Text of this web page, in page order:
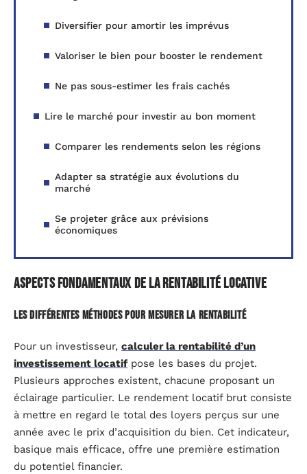
Diversifier pour amortir les imprévus
Valoriser le bien pour booster le rendement
Ne pas sous-estimer les frais cachés
Lire le marché pour investir au bon moment
Comparer les rendements selon les régions
Adapter sa stratégie aux évolutions du
marché
Se projeter grâce aux prévisions
économiques
Aspects fondamentaux de la rentabilité locative
Les différentes méthodes pour mesurer la rentabilité
Pour un investisseur, calculer la rentabilité d’un
investissement locatifpose les bases du projet.
Plusieurs approches existent, chacune proposant un
éclairage particulier. Le rendement locatif brut consiste
à mettre en regard le total des loyers perçus sur une
année avec le prix d’acquisition du bien. Cet indicateur,
basique mais efficace, offre une première estimation
du potentiel financier.